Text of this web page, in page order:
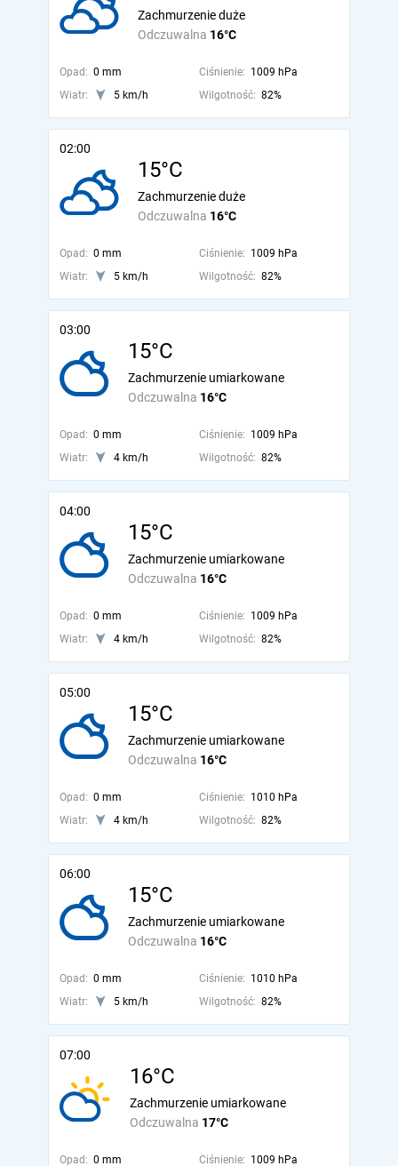
Odczuwalna 16°C
Zachmurzenie duże
Opad: 0 mm Ciśnienie: 1009 hPa
Wiatr:
5 km/h Wilgotność: 82%
02:00
15°C
Odczuwalna 16°C
Zachmurzenie duże
Opad: 0 mm Ciśnienie: 1009 hPa
Wiatr:
5 km/h Wilgotność: 82%
03:00
15°C
Odczuwalna 16°C
Zachmurzenie umiarkowane
Opad: 0 mm Ciśnienie: 1009 hPa
Wiatr:
4 km/h Wilgotność: 82%
04:00
15°C
Odczuwalna 16°C
Zachmurzenie umiarkowane
Opad: 0 mm Ciśnienie: 1009 hPa
Wiatr:
4 km/h Wilgotność: 82%
05:00
15°C
Odczuwalna 16°C
Zachmurzenie umiarkowane
Opad: 0 mm Ciśnienie: 1010 hPa
Wiatr:
4 km/h Wilgotność: 82%
06:00
15°C
Odczuwalna 16°C
Zachmurzenie umiarkowane
Opad: 0 mm Ciśnienie: 1010 hPa
Wiatr:
5 km/h Wilgotność: 82%
07:00
16°C
Odczuwalna 17°C
Zachmurzenie umiarkowane
Opad: 0 mm Ciśnienie: 1009 hPa